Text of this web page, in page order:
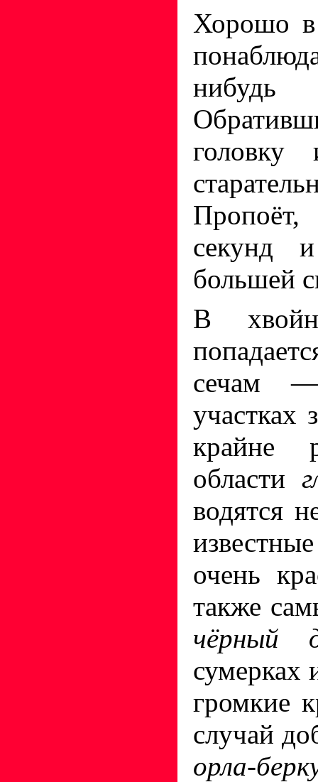
Хорошо в
Пропоёт,
секунд
большей
В
участках
крайне
области
водятся
очень
также
чёрный
громкие
случай
орла-